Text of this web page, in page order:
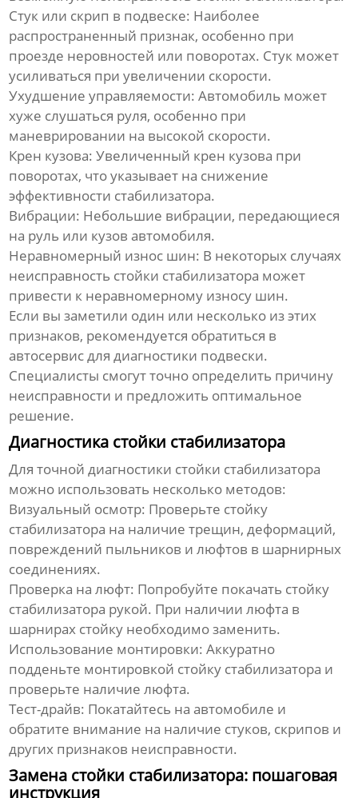
Стук или скрип в подвеске: Наиболее
распространенный признак, особенно при
проезде неровностей или поворотах. Стук может
усиливаться при увеличении скорости.
Ухудшение управляемости: Автомобиль может
хуже слушаться руля, особенно при
маневрировании на высокой скорости.
Крен кузова: Увеличенный крен кузова при
поворотах, что указывает на снижение
эффективности стабилизатора.
Вибрации: Небольшие вибрации, передающиеся
на руль или кузов автомобиля.
Неравномерный износ шин: В некоторых случаях
неисправность стойки стабилизатора может
привести к неравномерному износу шин.
Если вы заметили один или несколько из этих
признаков, рекомендуется обратиться в
автосервис для диагностики подвески.
Специалисты смогут точно определить причину
неисправности и предложить оптимальное
решение.
Диагностика стойки стабилизатора
Для точной диагностики стойки стабилизатора
можно использовать несколько методов:
Визуальный осмотр: Проверьте стойку
стабилизатора на наличие трещин, деформаций,
повреждений пыльников и люфтов в шарнирных
соединениях.
Проверка на люфт: Попробуйте покачать стойку
стабилизатора рукой. При наличии люфта в
шарнирах стойку необходимо заменить.
Использование монтировки: Аккуратно
подденьте монтировкой стойку стабилизатора и
проверьте наличие люфта.
Тест-драйв: Покатайтесь на автомобиле и
обратите внимание на наличие стуков, скрипов и
других признаков неисправности.
Замена стойки стабилизатора: пошаговая
инструкция